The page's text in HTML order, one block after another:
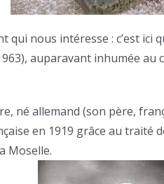
qui nous intéresse : c’est
auparavant inhumée au
né allemand (son père,
en 1919 grâce au traité
Moselle.